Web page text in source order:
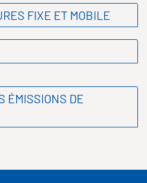
FIXE ET MOBILE
ÉMISSIONS DE